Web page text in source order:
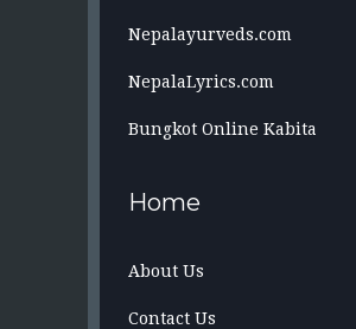
Nepalayurveds.com
NepalaLyrics.com
Bungkot Online Kabita
Home
About Us
Contact Us